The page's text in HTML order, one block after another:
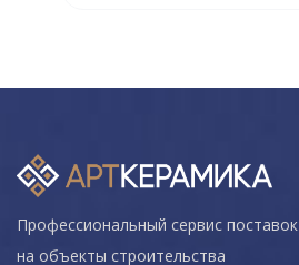
Профессиональный сервис
на объекты строительства